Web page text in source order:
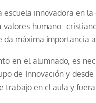
innovadora en
humano -
da máxima
en el alumnado, es
de Innovación y
trabajo en el aula y